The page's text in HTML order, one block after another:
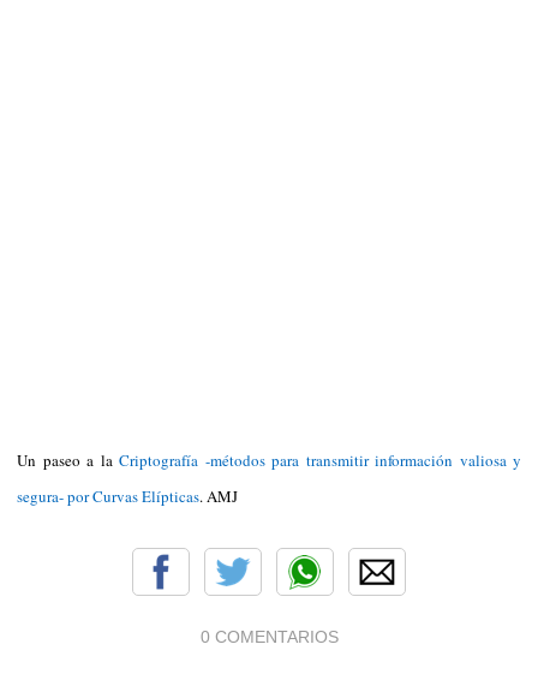
Un paseo a la Criptografía -métodos para transmitir información valiosa y
segura- por Curvas Elípticas. AMJ
0 COMENTARIOS